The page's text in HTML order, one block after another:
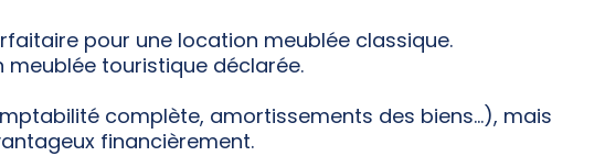
pour une location meublée classique.
meublée touristique déclarée.
complète, amortissements des biens...), mais
financièrement.